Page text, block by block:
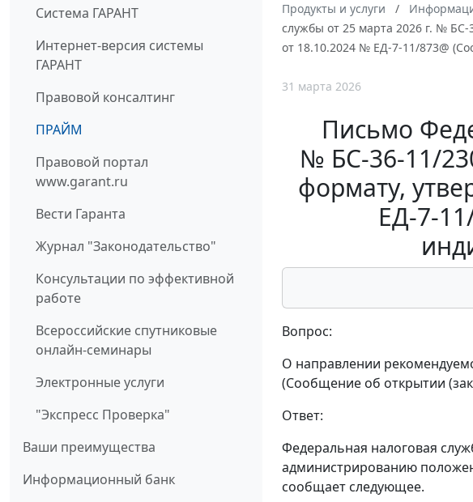
Система ГАРАНТ
Интернет-версия системы
ГАРАНТ
Правовой консалтинг
ПРАЙМ
Правовой портал
www.garant.ru
Вести Гаранта
Журнал "Законодательство"
Консультации по эффективной
работе
Всероссийские спутниковые
онлайн-семинары
Электронные услуги
"Экспресс Проверка"
Ваши преимущества
Информационный банк
Продукты и услуги
службы от 25 марта 2026 г. №
от 18.10.2024 № ЕД-7-11/873@
31 марта 2026
Письмо
№ БС-36-11/
формату,
ЕД-7-
Вопрос:
О направлении
(Сообщение об открытии
Ответ:
Федеральная налоговая
администрированию
сообщает следующее.